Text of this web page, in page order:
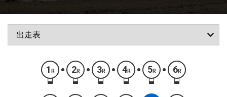
1 R 2R 3R 4R 5R 6R